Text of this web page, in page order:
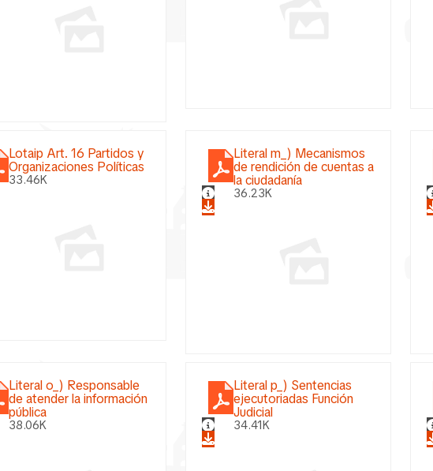
Lotaip Art. 16 Partidos y
Organizaciones Políticas
33.46K
Literal m_) Mecanismos
de rendición de cuentas a
la ciudadanía
36.23K
Literal o_) Responsable
de atender la información
pública
38.06K
Literal p_) Sentencias
ejecutoriadas Función
Judicial
34.41K